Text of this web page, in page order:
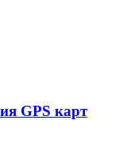
GPS карт